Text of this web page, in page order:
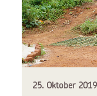
25. Oktober 2019